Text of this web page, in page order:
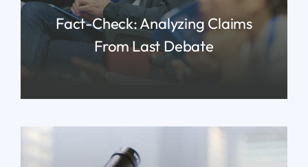
Fact-Check: Analyzing Claims
From Last Debate